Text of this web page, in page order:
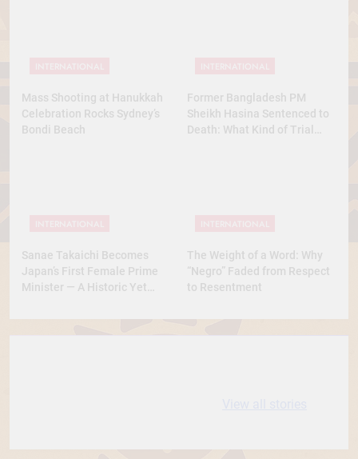
Mass Shooting at Hanukkah
Celebration Rocks Sydney’s
Bondi Beach
Former Bangladesh PM
Sheikh Hasina Sentenced to
Death: What Kind of Trial
Sanae Takaichi Becomes
Japan’s First Female Prime
Minister — A Historic Yet
The Weight of a Word: Why
“Negro” Faded from Respect
to Resentment